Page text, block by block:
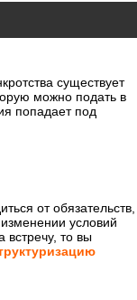
существует
можно подать в
попадает под
от обязательств,
условий
встречу, то вы